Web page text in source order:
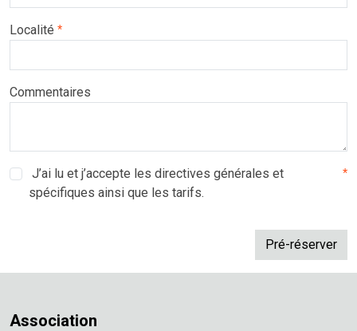
Localité *
Commentaires
J’ai lu et j’accepte les directives générales et
spécifiques ainsi que les tarifs.
*
Association